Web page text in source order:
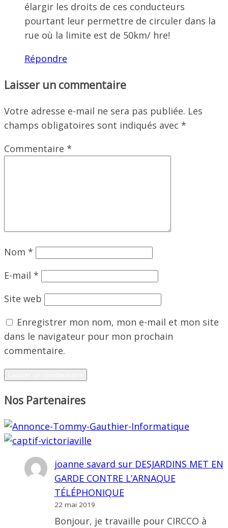
élargir les droits de ces conducteurs
pourtant leur permettre de circuler dans la
rue où la limite est de 50km/ hre!
Répondre
Laisser un commentaire
Votre adresse e-mail ne sera pas publiée. Les
champs obligatoires sont indiqués avec *
Commentaire *
Nom *
E-mail *
Site web
Enregistrer mon nom, mon e-mail et mon site
dans le navigateur pour mon prochain
commentaire.
Nos Partenaires
joanne savard sur DESJARDINS MET EN
GARDE CONTRE L’ARNAQUE
TÉLÉPHONIQUE
22 mai 2019
Bonjour, je travaille pour CIRCCO à